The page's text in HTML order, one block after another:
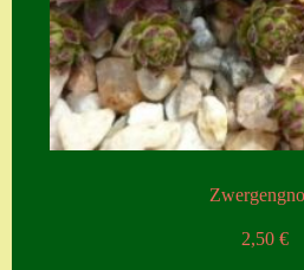
2,50 €